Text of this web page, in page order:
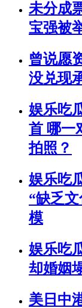
未分成
宝强被
曾说愿
没兑现
娱乐吃
首 哪一
拍照？
娱乐吃
“缺乏
模
娱乐吃
却婚姻
美日中